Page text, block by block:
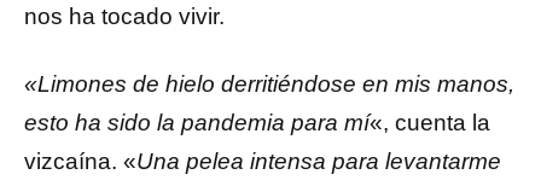
nos ha tocado vivir.
«Limones de hielo derritiéndose en mis manos,
esto ha sido la pandemia para mí«, cuenta la
vizcaína. «Una pelea intensa para levantarme